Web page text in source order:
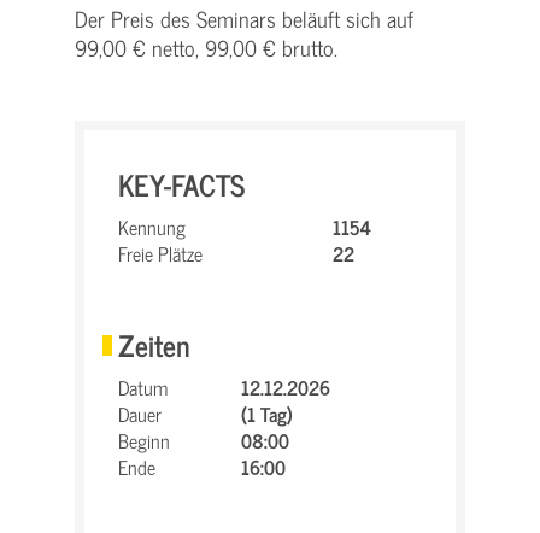
Der Preis des Seminars beläuft sich auf
99,00 € netto, 99,00 € brutto.
KEY-FACTS
Kennung
1154
Freie Plätze
22
Zeiten
Datum
12.12.2026
Dauer
(1 Tag)
Beginn
08:00
Ende
16:00